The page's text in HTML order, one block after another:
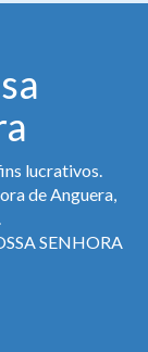
lucrativos.
de Anguera,
SENHORA